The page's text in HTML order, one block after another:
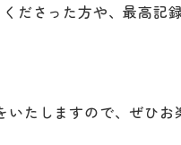
ださった方や、最高記録
いたしますので、ぜひお